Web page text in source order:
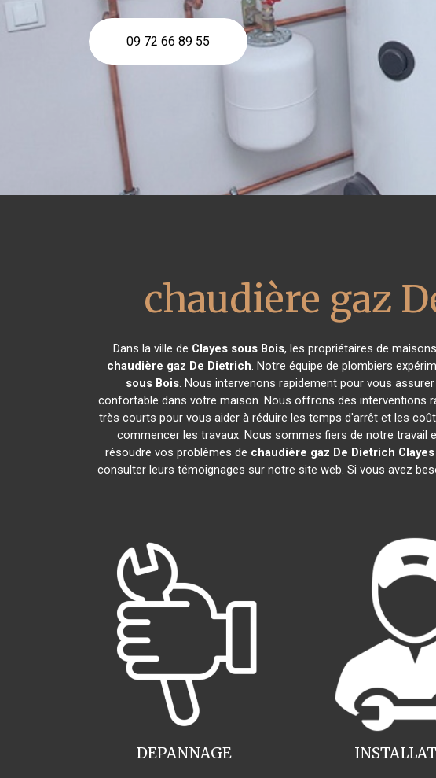
09 72 66 89 55
chaudière gaz
Dans la ville de Clayes sous Bois, les propriétaires de
chaudière gaz De Dietrich. Notre équipe de plombiers
sous Bois. Nous intervenons rapidement pour vous
confortable dans votre maison. Nous offrons des interventions
très courts pour vous aider à réduire les temps d'arrêt et les
commencer les travaux. Nous sommes fiers de notre
résoudre vos problèmes de chaudière gaz De Dietrich
consulter leurs témoignages sur notre site web. Si vous avez
DEPANNAGE